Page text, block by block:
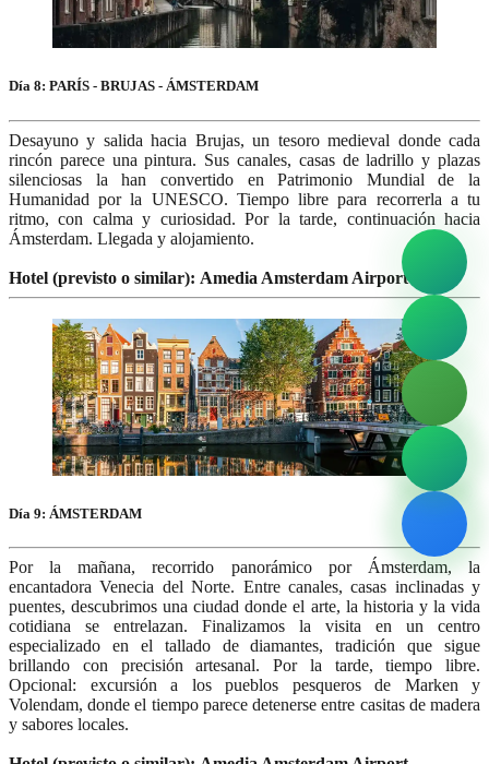
Día 8: PARÍS - BRUJAS - ÁMSTERDAM
Desayuno y salida hacia Brujas, un tesoro medieval donde cada
rincón parece una pintura. Sus canales, casas de ladrillo y plazas
silenciosas la han convertido en Patrimonio Mundial de la
Humanidad por la UNESCO. Tiempo libre para recorrerla a tu
ritmo, con calma y curiosidad. Por la tarde, continuación hacia
Ámsterdam. Llegada y alojamiento.
Hotel (previsto o similar): Amedia Amsterdam Airport
Día 9: ÁMSTERDAM
Por la mañana, recorrido panorámico por Ámsterdam, la
encantadora Venecia del Norte. Entre canales, casas inclinadas y
puentes, descubrimos una ciudad donde el arte, la historia y la vida
cotidiana se entrelazan. Finalizamos la visita en un centro
especializado en el tallado de diamantes, tradición que sigue
brillando con precisión artesanal. Por la tarde, tiempo libre.
Opcional: excursión a los pueblos pesqueros de Marken y
Volendam, donde el tiempo parece detenerse entre casitas de madera
y sabores locales.